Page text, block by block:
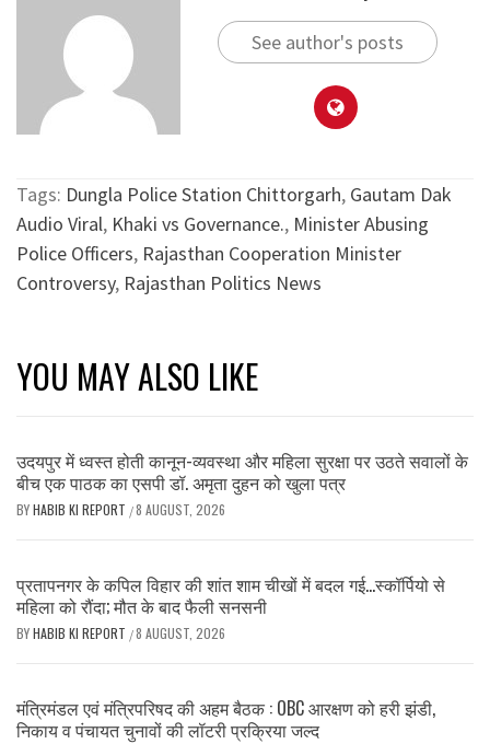
See author's posts
Tags: Dungla Police Station Chittorgarh, Gautam Dak
Audio Viral, Khaki vs Governance., Minister Abusing
Police Officers, Rajasthan Cooperation Minister
Controversy, Rajasthan Politics News
YOU MAY ALSO LIKE
उदयपुर में ध्वस्त होती कानून-व्यवस्था और महिला सुरक्षा पर उठते सवालों के
बीच एक पाठक का एसपी डॉ. अमृता दुहन को खुला पत्र
BYHABIB KI REPORT /8 AUGUST, 2026
प्रतापनगर के कपिल विहार की शांत शाम चीखों में बदल गई…स्कॉर्पियो से
महिला को रौंदा; मौत के बाद फैली सनसनी
BYHABIB KI REPORT /8 AUGUST, 2026
मंत्रिमंडल एवं मंत्रिपरिषद की अहम बैठक : OBC आरक्षण को हरी झंडी,
निकाय व पंचायत चुनावों की लॉटरी प्रक्रिया जल्द